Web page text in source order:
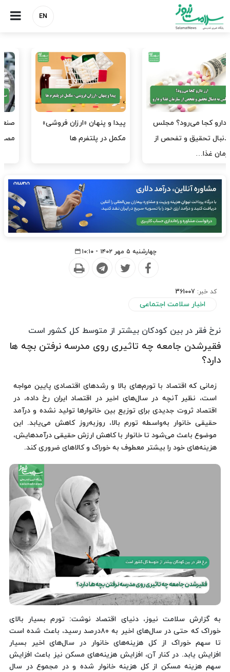
EN
صنعت دارو چشم‌انتظار اجرای
مصوبه بانک مرکزی
هشدار کانون هموفیلی ایران:
چهارشنبه ۵ مهر ۱۴۰۲ - ۱۰:۱۰
کد خبر: 361007
اخبار سلامت اجتماعی
نرخ فقر در بین کودکان بیشتر از متوسط کل کشور است
فقیرشدن جامعه چه تاثیری روی مدرسه نرفتن بچه ها
دارد؟
زمانی که اقتصاد با تورم‌های بالا و رشدهای اقتصادی پایین مواجه
است، نظیر آنچه در سال‌های اخیر در اقتصاد ایران رخ داده، در
اقتصاد ثروت جدیدی برای توزیع بین خانوارها تولید نشده و درآمد
حقیقی خانوار به‌واسطه‌ تورم بالا، روزبه‌روز کاهش می‌یابد. این
موضوع باعث می‌شود تا خانوار با کاهش ارزش حقیقی درآمدهایش،
هزینه‌های خود را بیشتر معطوف به خوراک و کالاهای ضروری کند.
به گزارش سلامت نیوز، دنیای اقتصاد نوشت: تورم بسیار بالای
خوراک که حتی در سال‌های اخیر به ۸۰‌درصد رسید، باعث شده است
تا سهم خوراک از کل هزینه‌های خانوار در سال‌های اخیر بسیار
افزایش یابد. در کنار آن، افزایش هزینه‌های مسکن نیز باعث افزایش
سهم هزینه مسکن از کل هزینه‌ خانوار شده و در مجموع در سال